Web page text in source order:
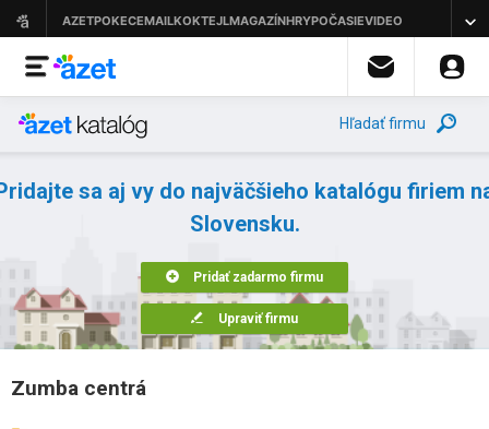
Hľadať firmu
sa aj vy do najväčšieho katalógu firiem
Slovensku.
Pridať zadarmo firmu
Upraviť firmu
Zumba centrá